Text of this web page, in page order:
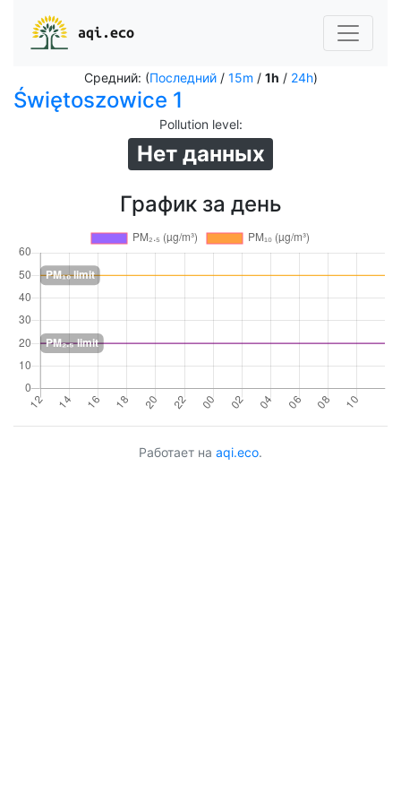
aqi.eco
Средний: (Последний/ 15m / 1h / 24h)
Świętoszowice 1
Pollution level:
Нет данных
График за день
Работает на aqi.eco.